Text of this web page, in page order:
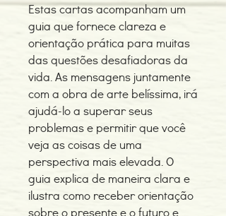
Estas cartas acompanham um
guia que fornece clareza e
orientação prática para muitas
das questões desafiadoras da
vida. As mensagens juntamente
com a obra de arte belíssima, irá
ajudá-lo a superar seus
problemas e permitir que você
veja as coisas de uma
perspectiva mais elevada. O
guia explica de maneira clara e
ilustra como receber orientação
sobre o presente e o futuro e